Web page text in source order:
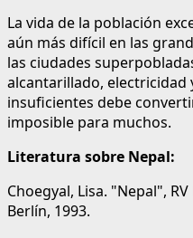
La vida de la población
aún más difícil en las
las ciudades
alcantarillado, electricidad
insuficientes debe
imposible para muchos.
Literatura sobre Nepal:
Choegyal, Lisa. "Nepal",
Berlín, 1993.